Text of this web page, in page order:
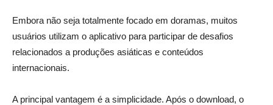
Embora não seja totalmente focado em doramas, muitos
usuários utilizam o aplicativo para participar de desafios
relacionados a produções asiáticas e conteúdos
internacionais.
A principal vantagem é a simplicidade. Após o download, o